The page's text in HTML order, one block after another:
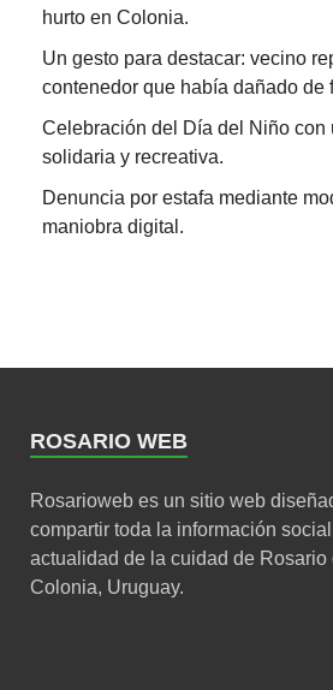
hurto en Colonia.
Un gesto para destacar: vecino
contenedor que había dañado de
Celebración del Día del Niño con
solidaria y recreativa.
Denuncia por estafa mediante
maniobra digital.
ROSARIO WEB
Rosarioweb es un sitio web
compartir toda la información
actualidad de la cuidad de Rosario
Colonia, Uruguay.